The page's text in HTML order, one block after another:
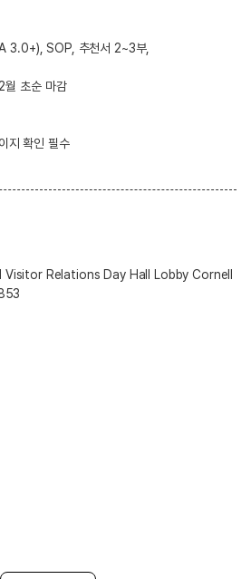
3.0+), SOP, 추천서 2~3부,
월 초순 마감
지 확인 필수
Relations Day Hall Lobby Cornell